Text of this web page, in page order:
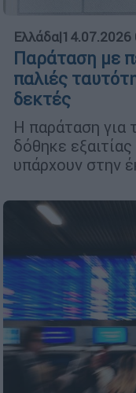
Ελλάδα|14.07.2026
Παράταση με
παλιές
δεκτές
Η παράταση για
δόθηκε
υπάρχουν στην